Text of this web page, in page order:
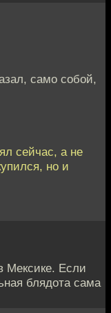
само собой,
сейчас, а не
но и
Мексике. Если
блядота сама